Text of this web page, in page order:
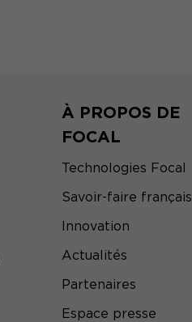
À PROPOS DE
FOCAL
Technologies Focal
Savoir-faire français
Innovation
Actualités
Partenaires
Espace presse